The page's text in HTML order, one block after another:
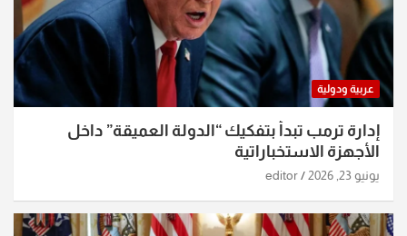
عربية ودولية
إدارة ترمب تبدأ بتفكيك “الدولة العميقة” داخل
الأجهزة الاستخباراتية
يونيو 23, 2026 editor